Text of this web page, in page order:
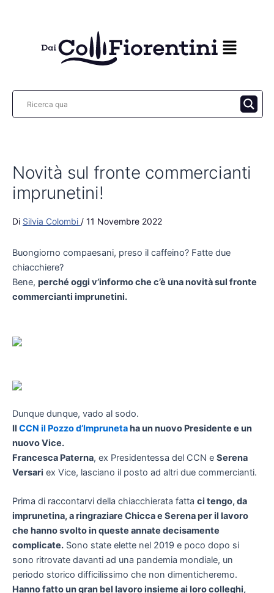
Novità sul fronte commercianti
imprunetini!
Di Silvia Colombi / 11 Novembre 2022
Buongiorno compaesani, preso il caffeino? Fatte due
chiacchiere?
Bene, perché oggi v’informo che c’è una novità sul fronte
commercianti imprunetini.
Dunque dunque, vado al sodo.
Il CCN il Pozzo d’Imprunetaha un nuovo Presidente e un
nuovo Vice.
Francesca Paterna, ex Presidentessa del CCN e Serena
Versari ex Vice, lasciano il posto ad altri due commercianti.
Prima di raccontarvi della chiacchierata fatta ci tengo, da
imprunetina, a ringraziare Chicca e Serena per il lavoro
che hanno svolto in queste annate decisamente
complicate. Sono state elette nel 2019 e poco dopo si
sono ritrovate davanti ad una pandemia mondiale, un
periodo storico difficilissimo che non dimenticheremo.
Hanno fatto un gran bel lavoro insieme ai loro colleghi,